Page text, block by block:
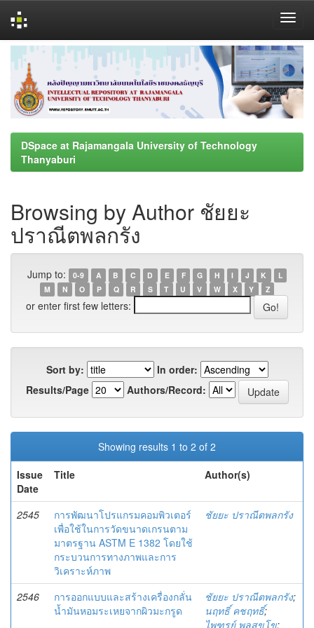
navigation
DSpace at Rajamangala University of Technology
Thanyaburi
Browsing by Author ชัยยะ
ปราณีตพลกรัง
Jump to: 0-9 A B C D E F G H I J K
L
M
N O P Q R S T U V W X Y Z
or enter first few letters:
Sort by:
In order:
Results/Page
Authors/Record:
Showing results 1 to 2 of 2
Issue
Date
Title Author(s)
2545
การพัฒนาโปรแกรมคอมพิวเตอร์
เพื่อใช้ในการวัดขนาดเกรนตาม
มาตรฐาน ASTM E 1382 โดยใช้
กระบวนการทางภาพและการ
วิเคราะห์ภาพ
ชัยยะ ปราณีตพลกรัง
2546
การออกแบบและสร้างเครื่องกลั่น
น้ำมันหอมระเหยจากผิวมะกรูด
ชัยยะ ปราณีตพลกรัง;
นฤทธิ์ คชฤทธิ์;
ไพฑูรย์ พูลสุขโข;